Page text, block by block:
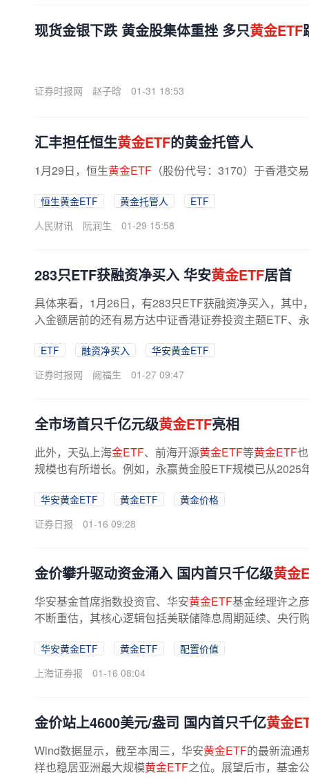
现货金银下跌 黄金股集体重挫 多只黄金ETF
证券时报网 赵子晗 01-31 18:53
汇丰担任恒生黄金ETF的黄金托管人
1月29日，恒生黄金ETF （股份代号：3170）于香港
恒生黄金ETF 黄金托管人
ETF
人民财讯
阮润生 01-29 15:58
283只ETF获融资净买入 华安黄金ETF居首
具体来看，1月26日，有283只ETF获融资净买入，其中
入金额居前的还有易方达中证香港证券投资主题ETF、
ETF 融资净买入
华安黄金ETF
证券时报网
阙福生 01-27 09:47
全市场首只千亿元级黄金ETF亮相
此外，天弘上海金ETF、前海开源黄金ETF等黄金ETF
规模也有所增长。例如，永赢黄金股ETF规模已从
华安黄金ETF 黄金ETF
黄金价格
证券日报
01-16 09:28
金价攀升驱动资金涌入 国内首只千亿级黄金
华安基金首席指数投资官、华安黄金ETF基金经理许之
不断重估，其核心逻辑包括美联储降息周期延续、央行
华安黄金ETF 黄金ETF
配置价值
上海证券报
01-16 08:04
金价站上4600美元/盎司 国内首只千亿黄金
Wind数据显示，截至本周三，华安黄金ETF的最新流通
样也稳居亚洲最大规模黄金ETF之位。展望后市，基金